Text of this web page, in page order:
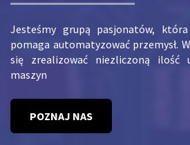
Jesteśmy grupą pasjonatów,
pomaga automatyzować przemysł.
się zrealizować niezliczoną ilość
maszyn
POZNAJ NAS